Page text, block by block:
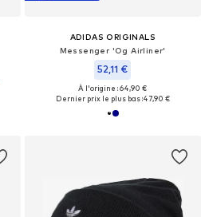
ADIDAS ORIGINALS
Messenger 'Og Airliner'
52,11 €
À l'origine : 64,90 €
Dernier prix le plus bas :47,90 €